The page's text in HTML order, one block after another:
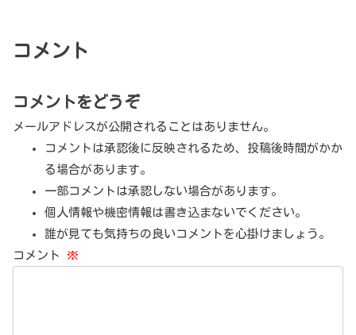
コメント
コメントをどうぞ
メールアドレスが公開されることはありません。
コメントは承認後に反映されるため、投稿後時間がかか
る場合があります。
一部コメントは承認しない場合があります。
個人情報や機密情報は書き込まないでください。
誰が見ても気持ちの良いコメントを心掛けましょう。
コメント ※